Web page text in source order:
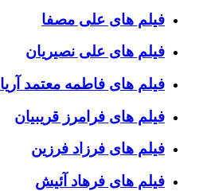
فیلم های علی مصفا
فیلم های علی نصیریان
فیلم های فاطمه معتمد آریا
فیلم های فرامرز قریبیان
فیلم های فرزاد فرزین
فیلم های فرهاد آئیش